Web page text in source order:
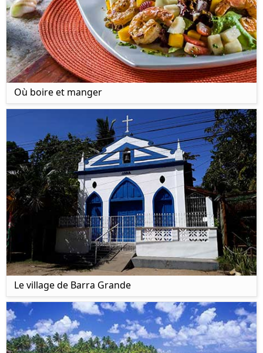
Où boire et manger
Le village de Barra Grande